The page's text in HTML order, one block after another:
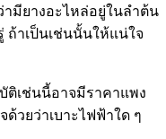
มียางอะไหล่อยู่ในลำต้น
าเป็นเช่นนั้นให้แน่ใจ
เช่นนี้อาจมีราคาแพง
วยว่าเบาะไฟฟ้าใด ๆ